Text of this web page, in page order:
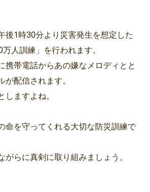
後1時30分より災害発生を想定した
人訓練」を行われます。
携帯電話からあの嫌なメロディとと
が配信されます。
しますよね。
命を守ってくれる大切な防災訓練で
がらに真剣に取り組みましょう。